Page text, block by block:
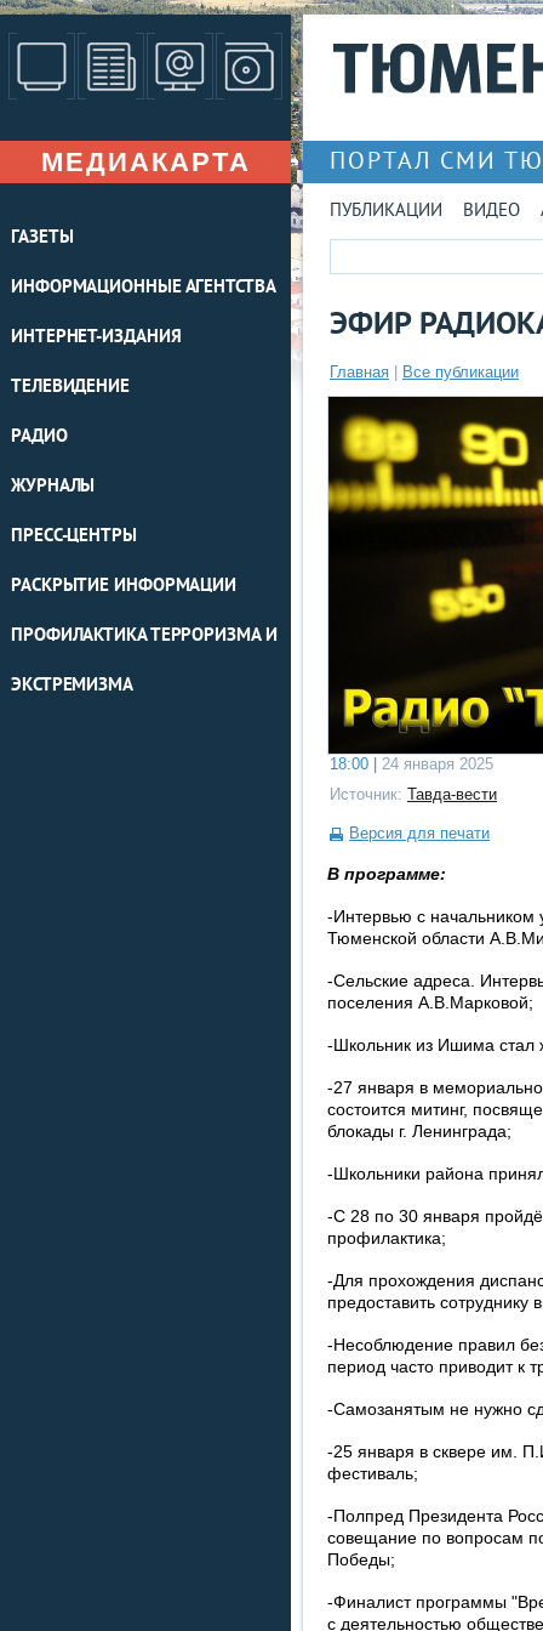
МЕДИАКАРТА
ГАЗЕТЫ
ИНФОРМАЦИОННЫЕ АГЕНТСТВА
ИНТЕРНЕТ-ИЗДАНИЯ
ТЕЛЕВИДЕНИЕ
РАДИО
ЖУРНАЛЫ
ПРЕСС-ЦЕНТРЫ
РАСКРЫТИЕ ИНФОРМАЦИИ
ПРОФИЛАКТИКА ТЕРРОРИЗМА И
ЭКСТРЕМИЗМА
ПОРТАЛ СМИ
ПУБЛИКАЦИИ ВИДЕО
ЭФИР
Главная Все публикации
18:00 |
24 января 2025
Источник: Тавда-вести
Версия для печати
В программе:
-Интервью с начальником
Тюменской области
-Сельские адреса.
поселения А.В.Марковой;
-Школьник из Ишима стал
-27 января в
состоится митинг,
блокады г. Ленинграда;
-Школьники района
-С 28 по 30 января
профилактика;
-Для прохождения
предоставить сотруднику
-Несоблюдение правил
период часто приводит к
-Самозанятым не нужно
-25 января в сквере им.
фестиваль;
-Полпред Президента
совещание по вопросам
Победы;
-Финалист программы
с деятельностью